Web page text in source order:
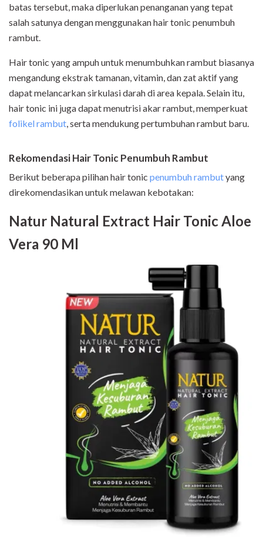
batas tersebut, maka diperlukan penanganan yang tepat
salah satunya dengan menggunakan hair tonic penumbuh
rambut.
Hair tonic yang ampuh untuk menumbuhkan rambut biasanya
mengandung ekstrak tamanan, vitamin, dan zat aktif yang
dapat melancarkan sirkulasi darah di area kepala. Selain itu,
hair tonic ini juga dapat menutrisi akar rambut, memperkuat
folikel rambut , serta mendukung pertumbuhan rambut baru.
Rekomendasi Hair Tonic Penumbuh Rambut
Berikut beberapa pilihan hair tonic penumbuh rambutyang
direkomendasikan untuk melawan kebotakan:
Natur Natural Extract Hair Tonic Aloe
Vera 90 Ml